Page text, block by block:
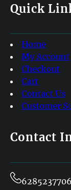
Quick
Home
My Account
Checkout
Cart
Contact Us
Customer
Contact